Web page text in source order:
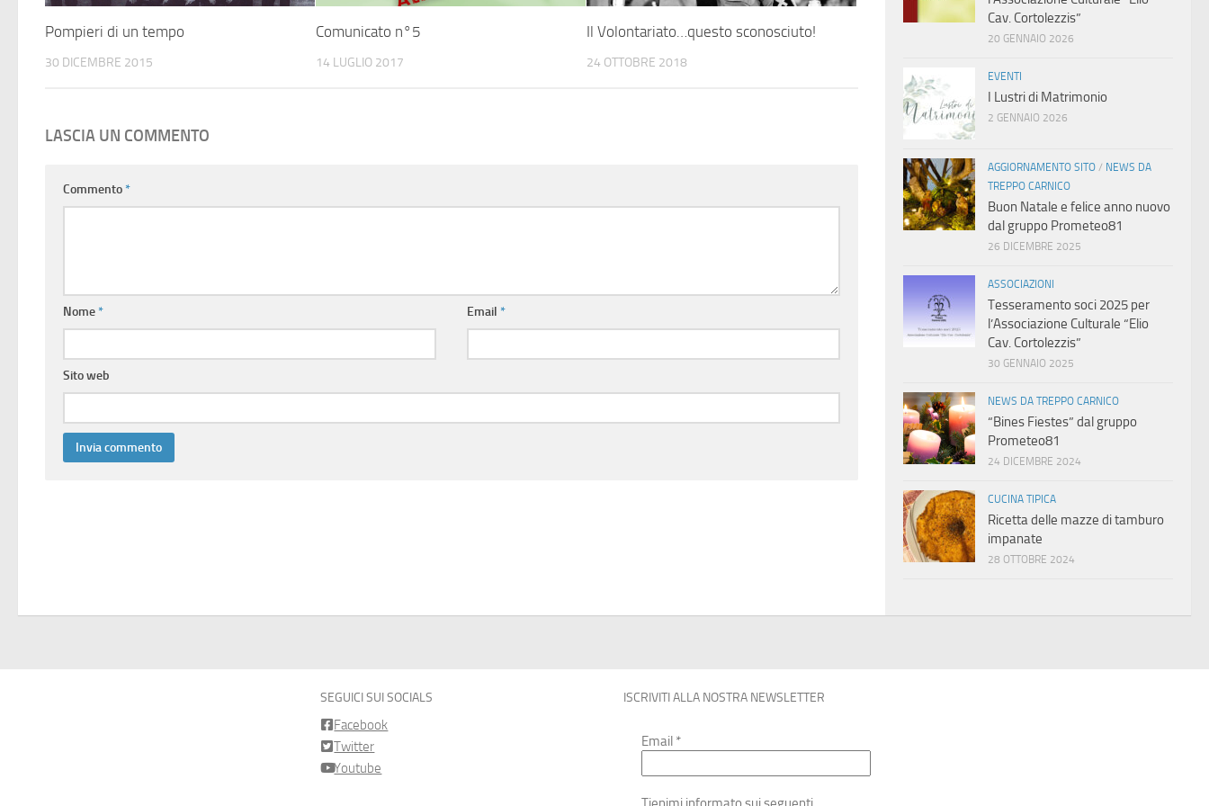
Pompieri di un tempo
30 DICEMBRE 2015
Comunicato n°5
14 LUGLIO 2017
Il Volontariato…questo sconosciuto!
24 OTTOBRE 2018
LASCIA UN COMMENTO
Commento*
Nome* Email*
Sito web
Cav. Cortolezzis”
20 GENNAIO 2026
EVENTI
I Lustri di Matrimonio
2 GENNAIO 2026
AGGIORNAMENTO SITO / NEWS DA
TREPPO CARNICO
Buon Natale e felice anno nuovo
dal gruppo Prometeo81
26 DICEMBRE 2025
ASSOCIAZIONI
Tesseramento soci 2025 per
l’Associazione Culturale “Elio
Cav. Cortolezzis”
30 GENNAIO 2025
NEWS DA TREPPO CARNICO
“Bines Fiestes” dal gruppo
Prometeo81
24 DICEMBRE 2024
CUCINA TIPICA
Ricetta delle mazze di tamburo
impanate
28 OTTOBRE 2024
SEGUICI SUI SOCIALS
Facebook
Twitter
Youtube
ISCRIVITI ALLA NOSTRA NEWSLETTER
Email *